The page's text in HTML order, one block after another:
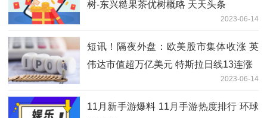
树-东兴糙果茶优树概略 天天头条
2023-06-14
短讯！隔夜外盘：欧美股市集体收涨 英
伟达市值超万亿美元 特斯拉日线13连涨
2023-06-14
11月新手游爆料 11月手游热度排行 环球